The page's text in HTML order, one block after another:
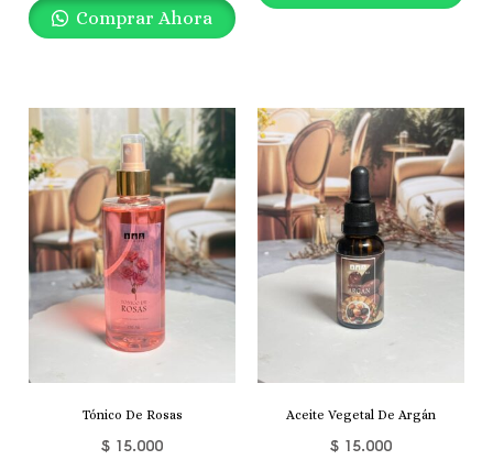
Comprar Ahora
Tónico De Rosas
$ 15.000
Aceite Vegetal De Argán
$15.000